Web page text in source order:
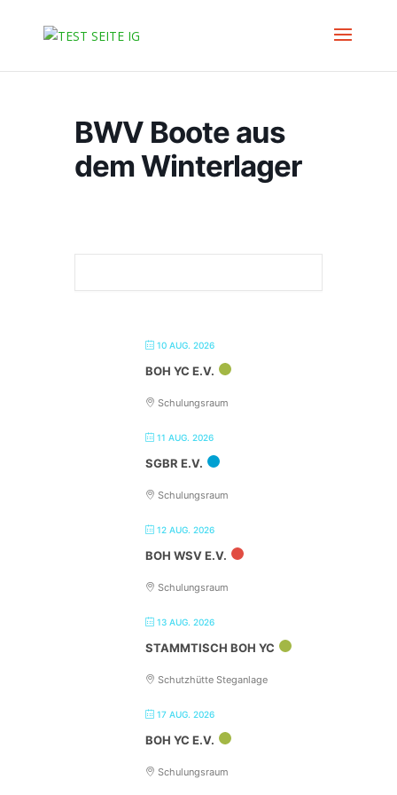
BWV Boote aus
dem Winterlager
10 AUG. 2026
BOH YC E.V.
Schulungsraum
11 AUG. 2026
SGBR E.V.
Schulungsraum
12 AUG. 2026
BOH WSV E.V.
Schulungsraum
13 AUG. 2026
STAMMTISCH BOH YC
Schutzhütte Steganlage
17 AUG. 2026
BOH YC E.V.
Schulungsraum